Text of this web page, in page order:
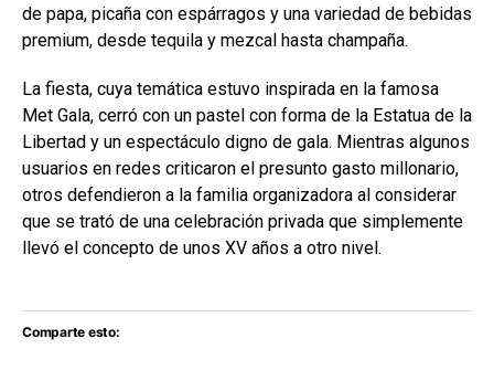
de papa, picaña con espárragos y una variedad de bebidas
premium, desde tequila y mezcal hasta champaña.
La fiesta, cuya temática estuvo inspirada en la famosa
Met Gala, cerró con un pastel con forma de la Estatua de la
Libertad y un espectáculo digno de gala. Mientras algunos
usuarios en redes criticaron el presunto gasto millonario,
otros defendieron a la familia organizadora al considerar
que se trató de una celebración privada que simplemente
llevó el concepto de unos XV años a otro nivel.
Comparte esto: